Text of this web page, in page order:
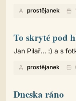
prostějanek
To skryté pod
Jan Pilař... :) a s
prostějanek
Dneska ráno